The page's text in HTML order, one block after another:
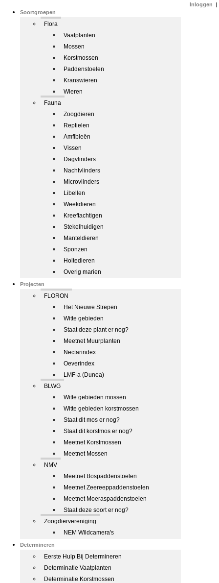
Soortgroepen
Flora
Vaatplanten
Mossen
Korstmossen
Paddenstoelen
Kranswieren
Wieren
Fauna
Zoogdieren
Reptielen
Amfibieën
Vissen
Dagvlinders
Nachtvlinders
Microvlinders
Libellen
Weekdieren
Kreeftachtigen
Stekelhuidigen
Manteldieren
Sponzen
Holtedieren
Overig marien
Projecten
FLORON
Het Nieuwe Strepen
Witte gebieden
Staat deze plant er nog?
Meetnet Muurplanten
Nectarindex
Oeverindex
LMF-a (Dunea)
BLWG
Witte gebieden mossen
Witte gebieden korstmossen
Staat dit mos er nog?
Staat dit korstmos er nog?
Meetnet Korstmossen
Meetnet Mossen
NMV
Meetnet Bospaddenstoelen
Meetnet Zeereeppaddenstoelen
Meetnet Moeraspaddenstoelen
Staat deze soort er nog?
Zoogdiervereniging
NEM Wildcamera's
Determineren
Eerste Hulp Bij Determineren
Determinatie Vaatplanten
Determinatie Korstmossen
Inloggen |